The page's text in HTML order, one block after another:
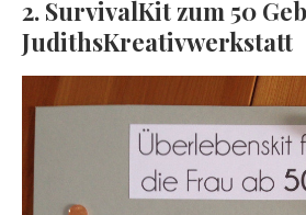
2. SurvivalKit zum 50
JudithsKreativwerkstatt